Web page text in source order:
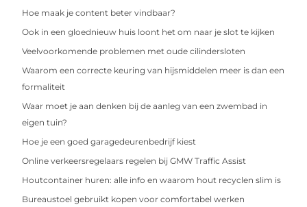
Hoe maak je content beter vindbaar?
Ook in een gloednieuw huis loont het om naar je slot te kijken
Veelvoorkomende problemen met oude cilindersloten
Waarom een correcte keuring van hijsmiddelen meer is dan een
formaliteit
Waar moet je aan denken bij de aanleg van een zwembad in
eigen tuin?
Hoe je een goed garagedeurenbedrijf kiest
Online verkeersregelaars regelen bij GMW Traffic Assist
Houtcontainer huren: alle info en waarom hout recyclen slim is
Bureaustoel gebruikt kopen voor comfortabel werken